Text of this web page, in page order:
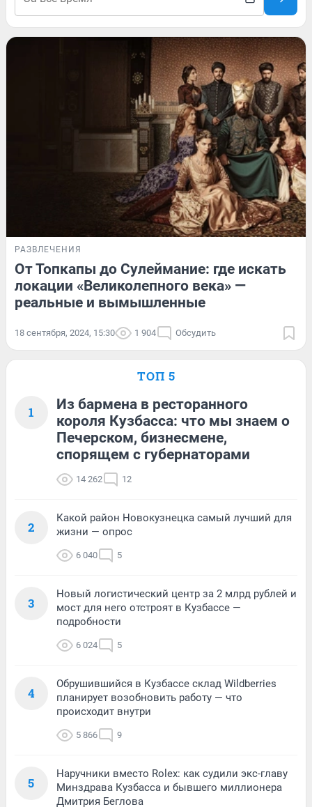
РАЗВЛЕЧЕНИЯ
От Топкапы до Сулеймание: где искать
локации «Великолепного века» —
реальные и вымышленные
18 сентября, 2024, 15:30 1 904 Обсудить
ТОП 5
1
Из бармена в ресторанного
короля Кузбасса: что мы знаем о
Печерском, бизнесмене,
спорящем с губернаторами
14 262 12
2
Какой район Новокузнецка самый лучший для
жизни — опрос
6 040 5
3
Новый логистический центр за 2 млрд рублей и
мост для него отстроят в Кузбассе —
подробности
6 024 5
4
Обрушившийся в Кузбассе склад Wildberries
планирует возобновить работу — что
происходит внутри
5 866 9
5
Наручники вместо Rolex: как судили экс-главу
Минздрава Кузбасса и бывшего миллионера
Дмитрия Беглова